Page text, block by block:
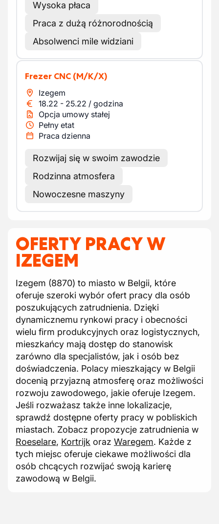
Wysoka płaca
Praca z dużą różnorodnością
Absolwenci mile widziani
Frezer CNC (M/K/X)
Izegem
18.22 - 25.22 / godzina
Opcja umowy stałej
Pełny etat
Praca dzienna
Rozwijaj się w swoim zawodzie
Rodzinna atmosfera
Nowoczesne maszyny
OFERTY PRACY W
IZEGEM
Izegem (8870) to miasto w Belgii, które
oferuje szeroki wybór ofert pracy dla osób
poszukujących zatrudnienia. Dzięki
dynamicznemu rynkowi pracy i obecności
wielu firm produkcyjnych oraz logistycznych,
mieszkańcy mają dostęp do stanowisk
zarówno dla specjalistów, jak i osób bez
doświadczenia. Polacy mieszkający w Belgii
docenią przyjazną atmosferę oraz możliwości
rozwoju zawodowego, jakie oferuje Izegem.
Jeśli rozważasz także inne lokalizacje,
sprawdź dostępne oferty pracy w pobliskich
miastach. Zobacz propozycje zatrudnienia w
Roeselare, Kortrijk oraz Waregem. Każde z
tych miejsc oferuje ciekawe możliwości dla
osób chcących rozwijać swoją karierę
zawodową w Belgii.